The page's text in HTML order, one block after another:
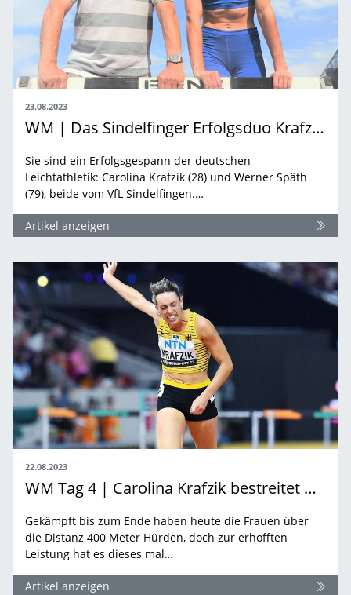
23.08.2023
WM | Das Sindelfinger Erfolgsduo Krafzik und Späth hat noch viel vor
Sie sind ein Erfolgsgespann der deutschen
Leichtathletik: Carolina Krafzik (28) und Werner Späth
(79), beide vom VfL Sindelfingen.…
Artikel anzeigen
22.08.2023
WM Tag 4 | Carolina Krafzik bestreitet mutiges Halbfinale
Gekämpft bis zum Ende haben heute die Frauen über
die Distanz 400 Meter Hürden, doch zur erhofften
Leistung hat es dieses mal…
Artikel anzeigen